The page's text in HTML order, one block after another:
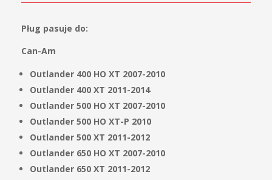
Pług pasuje do:
Can-Am
Outlander 400 HO XT 2007-2010
Outlander 400 XT 2011-2014
Outlander 500 HO XT 2007-2010
Outlander 500 HO XT-P 2010
Outlander 500 XT 2011-2012
Outlander 650 HO XT 2007-2010
Outlander 650 XT 2011-2012